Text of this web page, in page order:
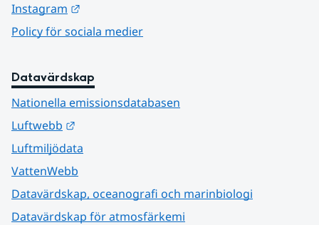
Instagram
Policy för sociala medier
Datavärdskap
Nationella emissionsdatabasen
Luftwebb
Luftmiljödata
VattenWebb
Datavärdskap, oceanografi och marinbiologi
Datavärdskap för atmosfärkemi